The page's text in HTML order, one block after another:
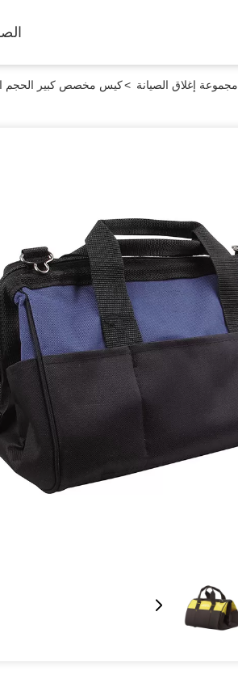
مجموعة إغلاق الصيانة >كيس مخصص كبير الحجم